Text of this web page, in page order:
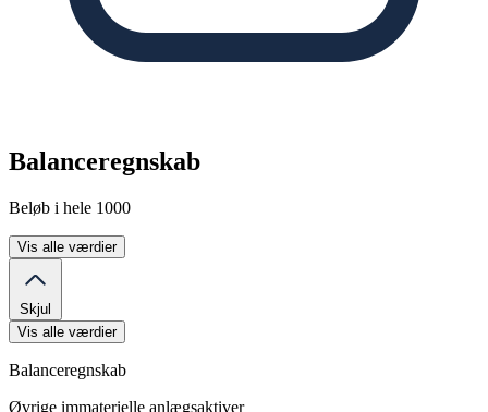
Balanceregnskab
Beløb i hele 1000
Vis alle værdier
Skjul
Vis alle værdier
Balanceregnskab
Øvrige immaterielle anlægsaktiver